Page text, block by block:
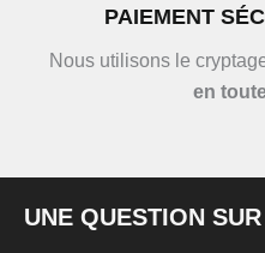
PAIEMENT
Nous utilisons le
en
UNE QUESTION